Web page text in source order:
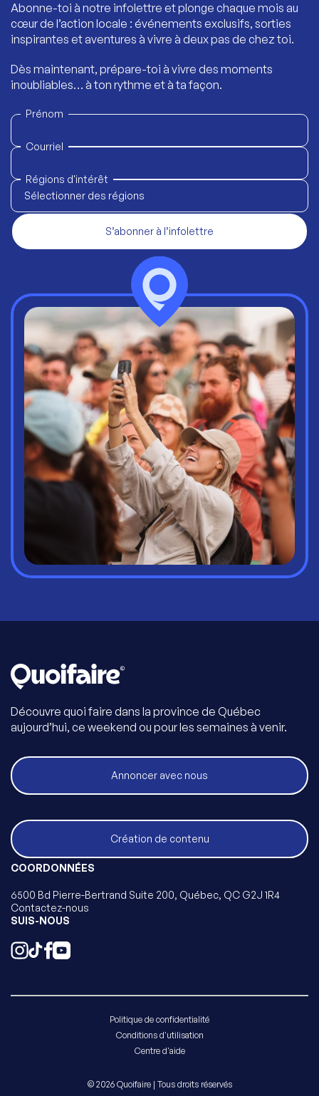
Abonne-toi à notre infolettre et plonge chaque mois au
cœur de l’action locale : événements exclusifs, sorties
inspirantes et aventures à vivre à deux pas de chez toi.
Dès maintenant, prépare-toi à vivre des moments
inoubliables… à ton rythme et à ta façon.
Prénom
Courriel
Régions d'intérêt
Sélectionner des régions
S’abonner à l’infolettre
Découvre quoi faire dans la province de Québec
aujourd’hui, ce weekend ou pour les semaines à venir.
Annoncer avec nous
Création de contenu
COORDONNÉES
6500 Bd Pierre-Bertrand Suite 200, Québec, QC G2J 1R4
Contactez-nous
SUIS-NOUS
Politique de confidentialité
Conditions d'utilisation
Centre d'aide
© 2026 Quoifaire | Tous droits réservés